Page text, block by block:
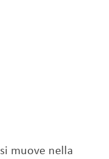
muove nella